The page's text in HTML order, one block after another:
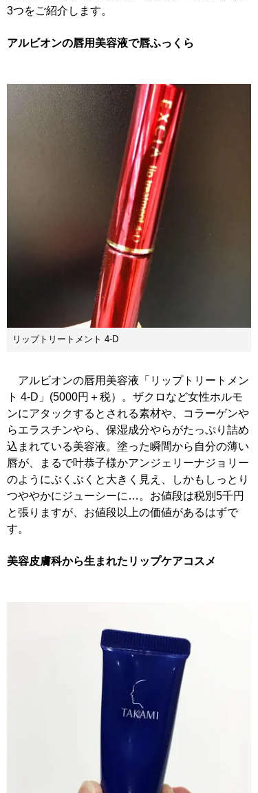
3つをご紹介します。
アルビオンの唇用美容液で唇ふっくら
リップトリートメント 4-D
アルビオンの唇用美容液「リップトリートメン
ト 4-D」(5000円＋税）。ザクロなど女性ホルモ
ンにアタックするとされる素材や、コラーゲンや
らエラスチンやら、保湿成分やらがたっぷり詰め
込まれている美容液。塗った瞬間から自分の薄い
唇が、まるで叶恭子様かアンジェリーナジョリー
のようにぷくぷくと大きく見え、しかもしっとり
つややかにジューシーに…。お値段は税別5千円
と張りますが、お値段以上の価値があるはずで
す。
美容皮膚科から生まれたリップケアコスメ